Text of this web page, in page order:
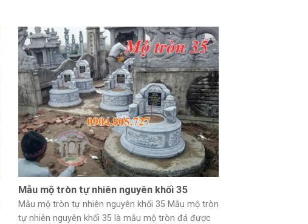
Mẫu mộ tròn tự nhiên nguyên khối 35
Mẫu mộ tròn tự nhiên nguyên khối 35 Mẫu mộ tròn
tự nhiên nguyên khối 35 là mẫu mộ tròn đá được